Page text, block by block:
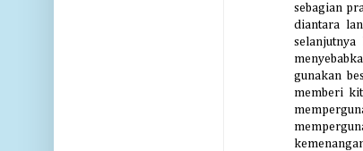
sebagian
diantara
gunakan
memberi